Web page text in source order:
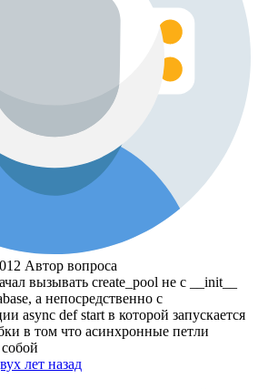
Автор вопроса
вызывать create_pool не с __init__
а непосредственно с
async def start в которой запускается
в том что асинхронные петли
лет назад